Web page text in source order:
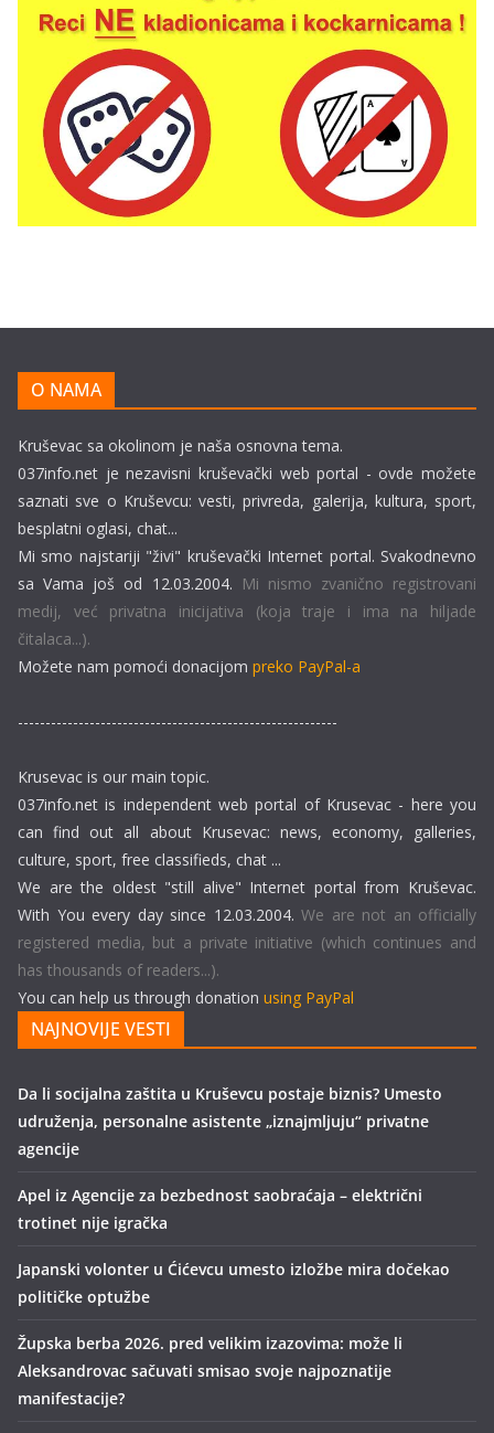
O NAMA
Kruševac sa okolinom je naša osnovna tema.
037info.net je nezavisni kruševački web portal - ovde možete
saznati sve o Kruševcu: vesti, privreda, galerija, kultura, sport,
besplatni oglasi, chat...
Mi smo najstariji "živi" kruševački Internet portal. Svakodnevno
sa Vama još od 12.03.2004. Mi nismo zvanično registrovani
medij, već privatna inicijativa (koja traje i ima na hiljade
čitalaca...).
Možete nam pomoći donacijom preko PayPal-a
----------------------------------------------------------
Krusevac is our main topic.
037info.net is independent web portal of Krusevac - here you
can find out all about Krusevac: news, economy, galleries,
culture, sport, free classifieds, chat ...
We are the oldest "still alive" Internet portal from Kruševac.
With You every day since 12.03.2004. We are not an officially
registered media, but a private initiative (which continues and
has thousands of readers...).
You can help us through donation using PayPal
NAJNOVIJE VESTI
Da li socijalna zaštita u Kruševcu postaje biznis? Umesto
udruženja, personalne asistente „iznajmljuju“ privatne
agencije
Apel iz Agencije za bezbednost saobraćaja – električni
trotinet nije igračka
Japanski volonter u Ćićevcu umesto izložbe mira dočekao
političke optužbe
Župska berba 2026. pred velikim izazovima: može li
Aleksandrovac sačuvati smisao svoje najpoznatije
manifestacije?